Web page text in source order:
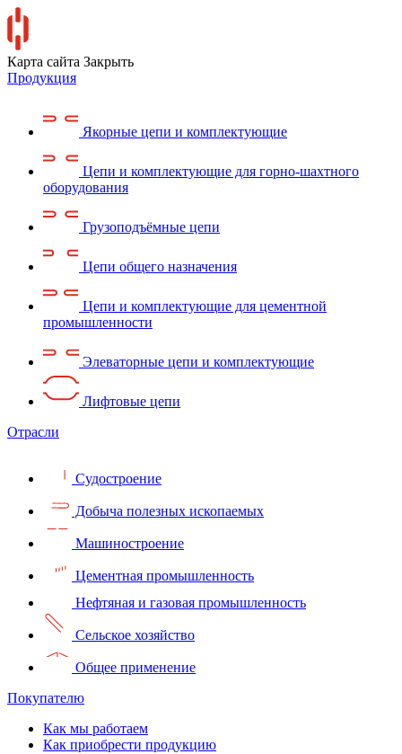
Карта сайта Закрыть
Продукция
Якорные цепи и комплектующие
Цепи и комплектующие для горно-шахтного
оборудования
Грузоподъёмные цепи
Цепи общего назначения
Цепи и комплектующие для цементной
промышленности
Элеваторные цепи и комплектующие
Лифтовые цепи
Отрасли
Судостроение
Добыча полезных ископаемых
Машиностроение
Цементная промышленность
Нефтяная и газовая промышленность
Сельское хозяйство
Общее применение
Покупателю
Как мы работаем
Как приобрести продукцию